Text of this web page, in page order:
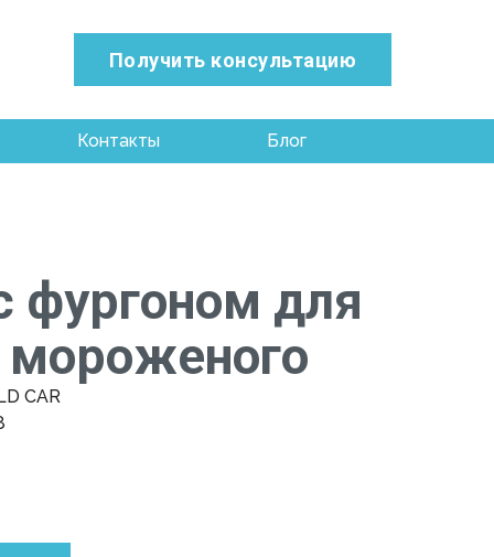
Получить консультацию
Контакты Блог
фургоном для
мороженого
CAR